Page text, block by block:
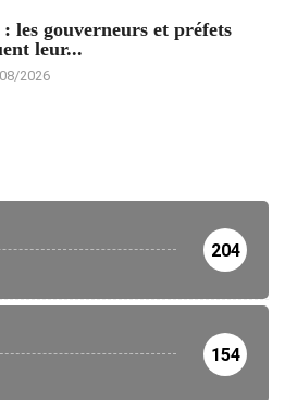
: les gouverneurs et préfets
leur...
2026
204
154